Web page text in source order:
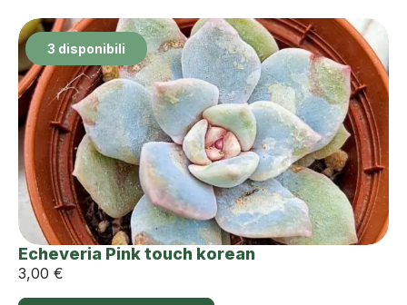
3 disponibili
Echeveria Pink touch korean
3,00 €